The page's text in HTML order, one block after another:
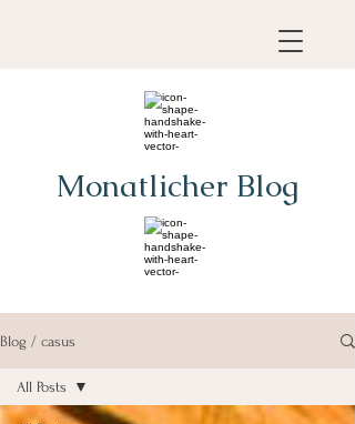
Monatlicher Blog
Blog / casus
All Posts